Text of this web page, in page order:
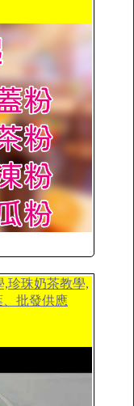
珍珠奶茶教學,
批發供應